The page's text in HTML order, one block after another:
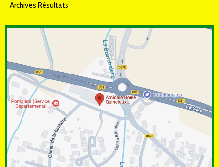
Archives Résultats